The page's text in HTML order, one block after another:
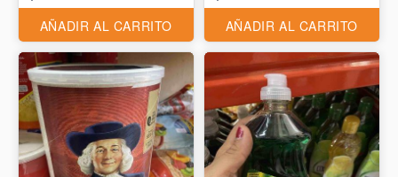
AÑADIR AL CARRITO AÑADIR AL CARRITO